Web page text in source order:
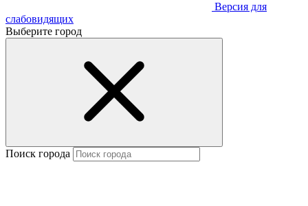
Версия для
слабовидящих
Выберите город
Поиск города